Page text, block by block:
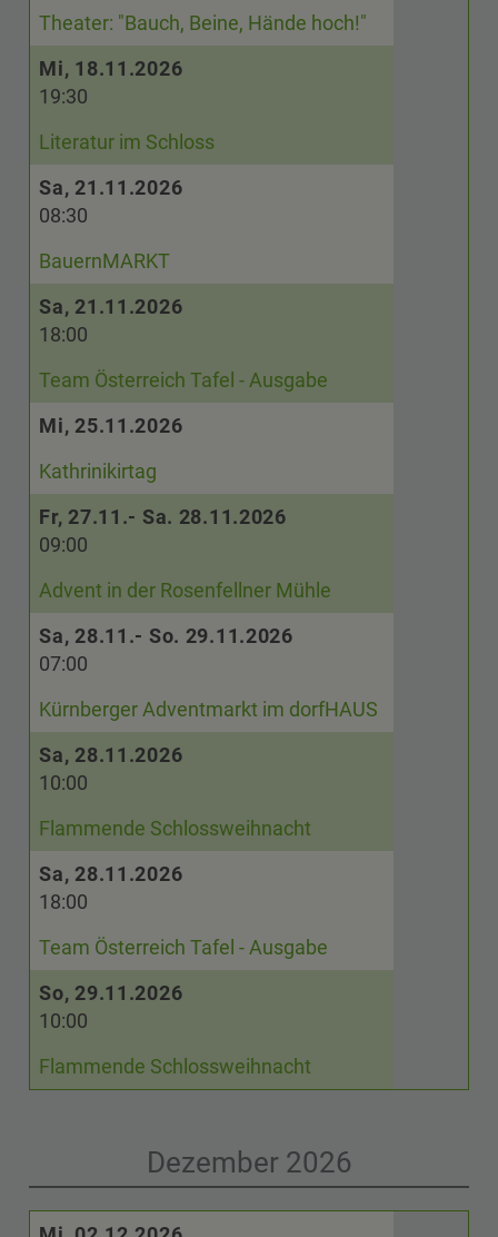
Theater: "Bauch, Beine, Hände hoch!"
Mi, 18.11.2026
19:30
Literatur im Schloss
Sa, 21.11.2026
08:30
BauernMARKT
Sa, 21.11.2026
18:00
Team Österreich Tafel - Ausgabe
Mi, 25.11.2026
Kathrinikirtag
Fr, 27.11.- Sa. 28.11.2026
09:00
Advent in der Rosenfellner Mühle
Sa, 28.11.- So. 29.11.2026
07:00
Kürnberger Adventmarkt im dorfHAUS
Sa, 28.11.2026
10:00
Flammende Schlossweihnacht
Sa, 28.11.2026
18:00
Team Österreich Tafel - Ausgabe
So, 29.11.2026
10:00
Flammende Schlossweihnacht
Dezember 2026